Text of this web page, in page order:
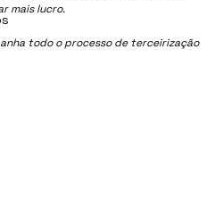
mais lucro.
todo o processo de terceirização